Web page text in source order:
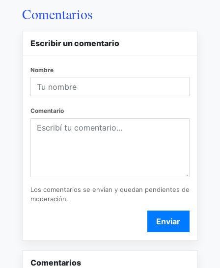
Comentarios
Escribir un comentario
Nombre
Comentario
Los comentarios se envían y quedan pendientes de
moderación.
Enviar
Comentarios